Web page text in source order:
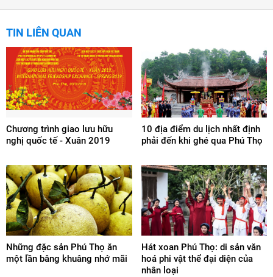
TIN LIÊN QUAN
Chương trình giao lưu hữu
nghị quốc tế - Xuân 2019
10 địa điểm du lịch nhất định
phải đến khi ghé qua Phú Thọ
Những đặc sản Phú Thọ ăn
một lần bâng khuâng nhớ mãi
Hát xoan Phú Thọ: di sản văn
hoá phi vật thể đại diện của
nhân loại